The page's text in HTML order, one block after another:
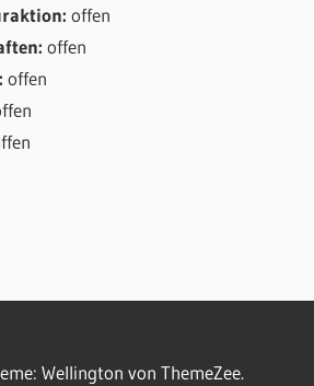
offen
offen
offen
Wellington von ThemeZee.